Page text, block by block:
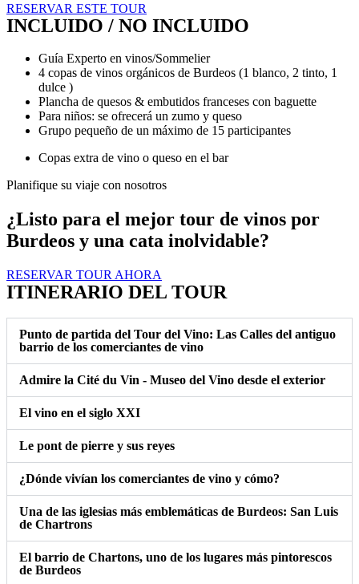
RESERVAR ESTE TOUR
INCLUIDO / NO INCLUIDO
Guía Experto en vinos/Sommelier
4 copas de vinos orgánicos de Burdeos (1 blanco, 2 tinto, 1
dulce )
Plancha de quesos & embutidos franceses con baguette
Para niños: se ofrecerá un zumo y queso
Grupo pequeño de un máximo de 15 participantes
Copas extra de vino o queso en el bar
Planifique su viaje con nosotros
¿Listo para el mejor tour de vinos por
Burdeos y una cata inolvidable?
RESERVAR TOUR AHORA
ITINERARIO DEL TOUR​
Punto de partida del Tour del Vino: Las Calles del antiguo
barrio de los comerciantes de vino
Admire la Cité du Vin - Museo del Vino desde el exterior
El vino en el siglo XXI
Le pont de pierre y sus reyes
¿Dónde vivían los comerciantes de vino y cómo?
Una de las iglesias más emblemáticas de Burdeos: San Luis
de Chartrons
El barrio de Chartons, uno de los lugares más pintorescos
de Burdeos